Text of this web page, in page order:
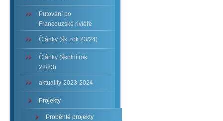
Putování po
Francouzské riviéře
Články (šk. rok 23/24)
Články (školní rok
22/23)
aktuality-2023-2024
Projekty
Proběhlé projekty